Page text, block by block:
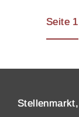
Seite 1